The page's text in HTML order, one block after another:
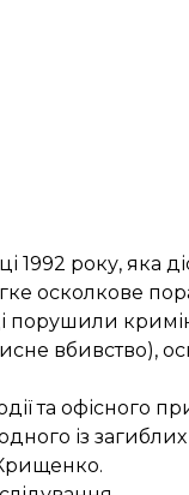
року, яка
осколкове
вбивство),
та офісного
із